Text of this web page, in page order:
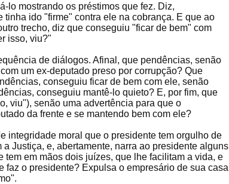
lo mostrando os préstimos que fez. Diz,
ido "firme" contra ele na cobrança. E que ao
trecho, diz que conseguiu "ficar de bem" com
isso, viu?"
de diálogos. Afinal, que pendências, senão
um ex-deputado preso por corrupção? Que
conseguiu ficar de bem com ele, senão
conseguiu mantê-lo quieto? E, por fim, que
viu"), senão uma advertência para que o
da frente e se mantendo bem com ele?
integridade moral que o presidente tem orgulho de
Justiça, e, abertamente, narra ao presidente alguns
em mãos dois juízes, que lhe facilitam a vida, e
faz o presidente? Expulsa o empresário de sua casa